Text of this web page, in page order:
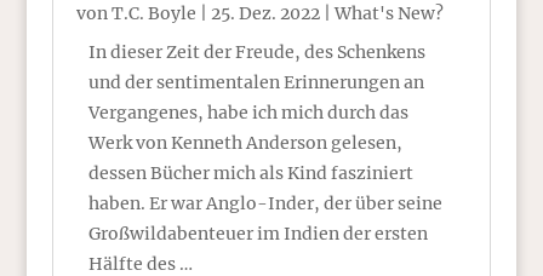
vonT.C. Boyle 25. Dez. 2022|What's New?
In dieser Zeit der Freude, des Schenkens
und der sentimentalen Erinnerungen an
Vergangenes, habe ich mich durch das
Werk von Kenneth Anderson gelesen,
dessen Bücher mich als Kind fasziniert
haben. Er war Anglo-Inder, der über seine
Großwildabenteuer im Indien der ersten
Hälfte des …